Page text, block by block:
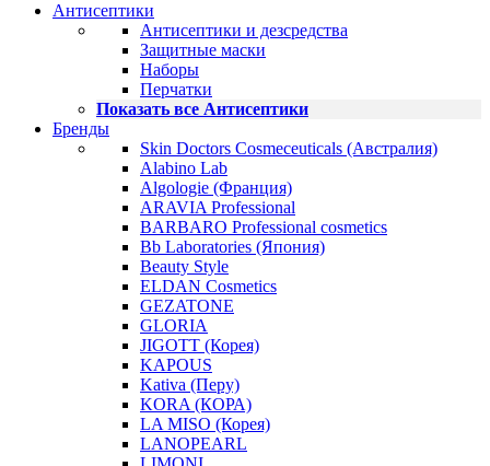
Антисептики
Антисептики и дезсредства
Защитные маски
Наборы
Перчатки
Показать все Антисептики
Бренды
Skin Doctors Cosmeceuticals (Австралия)
Alabino Lab
Algologie (Франция)
ARAVIA Professional
BARBARO Professional cosmetics
Bb Laboratories (Япония)
Beauty Style
ELDAN Cosmetics
GEZATONE
GLORIA
JIGOTT (Корея)
KAPOUS
Kativa (Перу)
KORA (КОРА)
LA MISO (Корея)
LANOPEARL